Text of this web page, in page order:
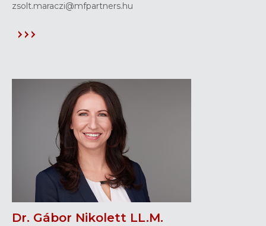
zsolt.maraczi@mfpartners.hu
Dr. Gábor Nikolett LL.M.